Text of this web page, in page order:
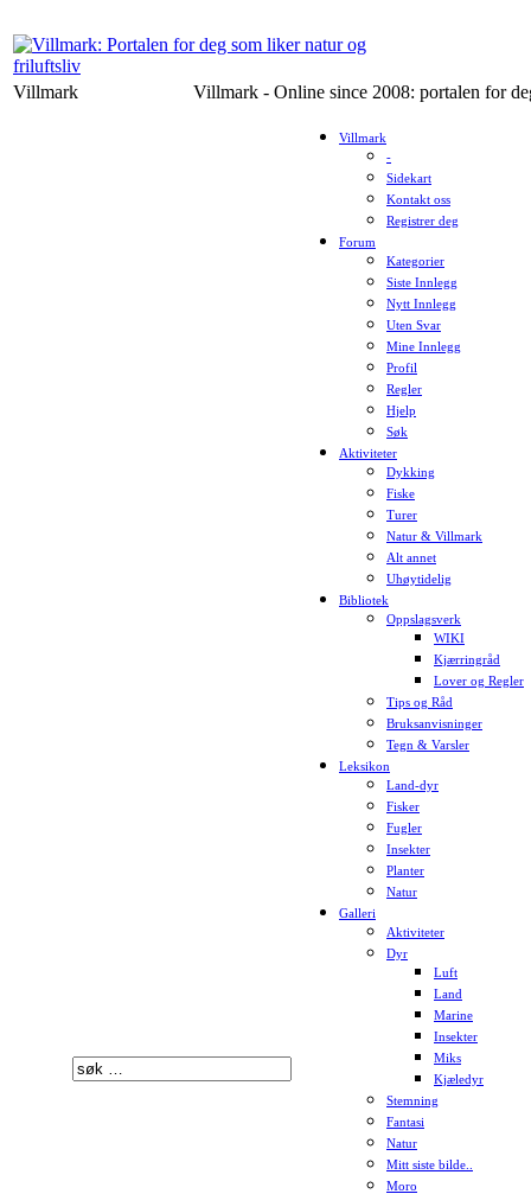
Villmark Villmark - Online since 2008: portalen for
Villmark
-
Sidekart
Kontakt oss
Registrer deg
Forum
Kategorier
Siste Innlegg
Nytt Innlegg
Uten Svar
Mine Innlegg
Profil
Regler
Hjelp
Søk
Aktiviteter
Dykking
Fiske
Turer
Natur & Villmark
Alt annet
Uhøytidelig
Bibliotek
Oppslagsverk
WIKI
Kjærringråd
Lover og Regler
Tips og Råd
Bruksanvisninger
Tegn & Varsler
Leksikon
Land-dyr
Fisker
Fugler
Insekter
Planter
Natur
Galleri
Aktiviteter
Dyr
Luft
Land
Marine
Insekter
Miks
Kjæledyr
Stemning
Fantasi
Natur
Mitt siste bilde..
Moro